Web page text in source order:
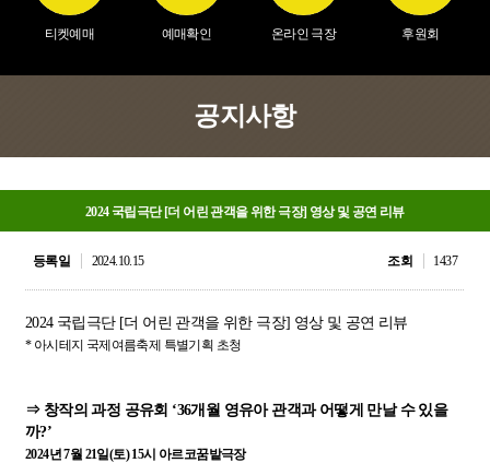
티켓예매 예매확인 온라인 극장 후원회
공지사항
2024 국립극단 [더 어린 관객을 위한 극장] 영상 및 공연 리뷰
등록일 2024.10.15 조회 1437
2024 국립극단 [더 어린 관객을 위한 극장] 영상 및 공연 리뷰
* 아시테지 국제여름축제 특별기획 초청
⇒ 창작의 과정 공유회 ‘36개월 영유아 관객과 어떻게 만날 수 있을
까?’
2024년 7월 21일(토) 15시 아르코꿈밭극장